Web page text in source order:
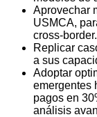
Aprovechar
USMCA,
cross-border.
Replicar
a sus
Adoptar
emergentes
pagos en
análisis